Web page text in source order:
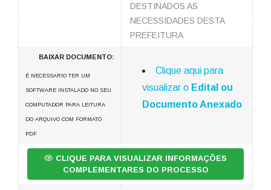
DESTINADOS AS
NECESSIDADES DESTA
PREFEITURA
BAIXAR DOCUMENTO:
É NECESSARIO TER UM
SOFTWARE INSTALADO NO SEU
COMPUTADOR PARA LEITURA
DO ARQUIVO COM FORMATO
PDF
Clique aqui para
visualizar o Edital ou
Documento Anexado
CLIQUE PARA VISUALIZAR INFORMAÇÕES
COMPLEMENTARES DO PROCESSO